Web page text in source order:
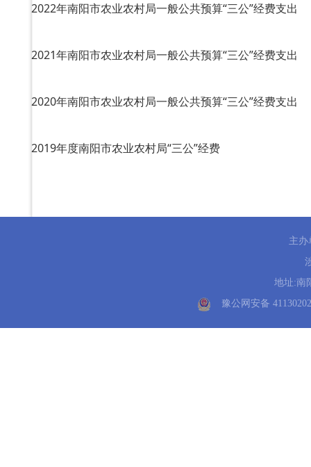
2022年南阳市农业农村局一般公共预算“三公”经费支出
2021年南阳市农业农村局一般公共预算“三公”经费支出
2020年南阳市农业农村局一般公共预算“三公”经费支出
2019年度南阳市农业农村局“三公”经费
主办
地址:南
豫公网安备